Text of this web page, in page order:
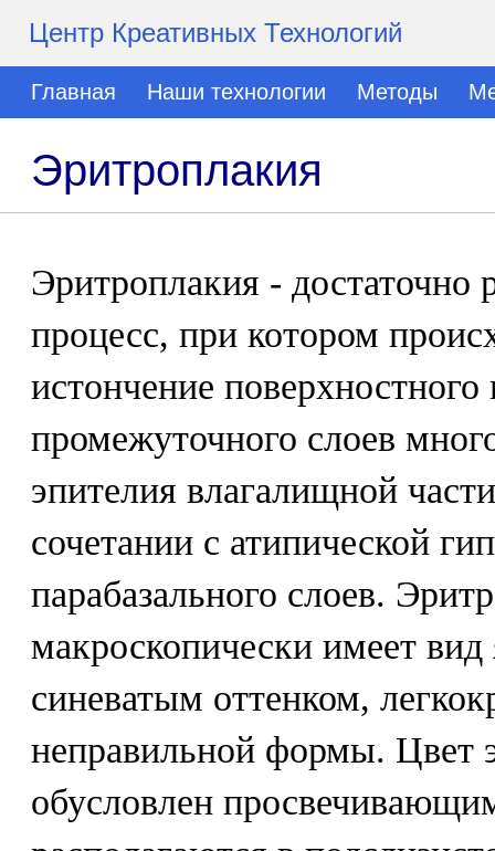
Центр Креативных Технологий
Главная Наши технологии Методы
Эритроплакия
Эритроплакия - достаточно
процесс, при котором
истончение
промежуточного слоев
эпителия влагалищной
сочетании с атипической
парабазального слоев.
макроскопически имеет
синеватым оттенком,
неправильной формы. Цвет
обусловлен